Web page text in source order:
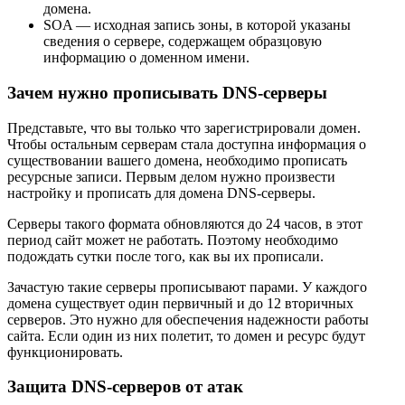
домена.
SOA — исходная запись зоны, в которой указаны
сведения о сервере, содержащем образцовую
информацию о доменном имени.
Зачем нужно прописывать DNS-серверы
Представьте, что вы только что зарегистрировали домен.
Чтобы остальным серверам стала доступна информация о
существовании вашего домена, необходимо прописать
ресурсные записи. Первым делом нужно произвести
настройку и прописать для домена DNS-серверы.
Серверы такого формата обновляются до 24 часов, в этот
период сайт может не работать. Поэтому необходимо
подождать сутки после того, как вы их прописали.
Зачастую такие серверы прописывают парами. У каждого
домена существует один первичный и до 12 вторичных
серверов. Это нужно для обеспечения надежности работы
сайта. Если один из них полетит, то домен и ресурс будут
функционировать.
Защита DNS-серверов от атак